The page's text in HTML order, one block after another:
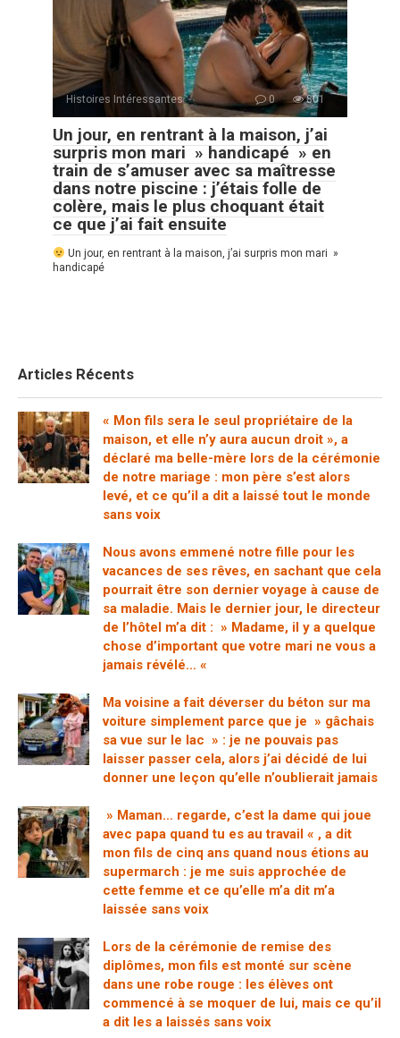
Histoires Intéressantes 0 801
Un jour, en rentrant à la maison, j’ai
surpris mon mari » handicapé » en
train de s’amuser avec sa maîtresse
dans notre piscine : j’étais folle de
colère, mais le plus choquant était
ce que j’ai fait ensuite
Un jour, en rentrant à la maison, j’ai surpris mon mari »
handicapé
Articles Récents
« Mon fils sera le seul propriétaire de la
maison, et elle n’y aura aucun droit », a
déclaré ma belle-mère lors de la cérémonie
de notre mariage : mon père s’est alors
levé, et ce qu’il a dit a laissé tout le monde
sans voix
Nous avons emmené notre fille pour les
vacances de ses rêves, en sachant que cela
pourrait être son dernier voyage à cause de
sa maladie. Mais le dernier jour, le directeur
de l’hôtel m’a dit : » Madame, il y a quelque
chose d’important que votre mari ne vous a
jamais révélé… «
Ma voisine a fait déverser du béton sur ma
voiture simplement parce que je » gâchais
sa vue sur le lac » : je ne pouvais pas
laisser passer cela, alors j’ai décidé de lui
donner une leçon qu’elle n’oublierait jamais
» Maman… regarde, c’est la dame qui joue
avec papa quand tu es au travail « , a dit
mon fils de cinq ans quand nous étions au
supermarch : je me suis approchée de
cette femme et ce qu’elle m’a dit m’a
laissée sans voix
Lors de la cérémonie de remise des
diplômes, mon fils est monté sur scène
dans une robe rouge : les élèves ont
commencé à se moquer de lui, mais ce qu’il
a dit les a laissés sans voix